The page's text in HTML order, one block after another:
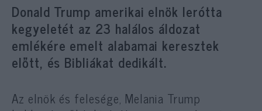
Donald Trump amerikai elnök lerótta
kegyeletét az 23 halálos áldozat
emlékére emelt alabamai keresztek
előtt, és Bibliákat dedikált.
Az elnök és felesége, Melania Trump